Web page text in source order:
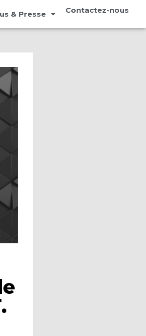
& Presse Contactez-nous